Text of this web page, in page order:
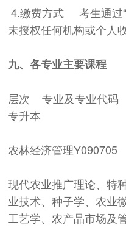
4.缴费方式考生通过
未授权任何机构或个人
九、各专业主要课程
层次专业及专业代码
专升本
农林经济管理Y090705
现代农业推广理论、特
业技术、种子学、农业
工艺学、农产品市场及